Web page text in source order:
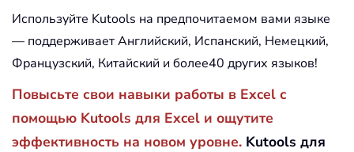
Используйте Kutools на предпочитаемом вами языке
— поддерживает Английский, Испанский, Немецкий,
Французский, Китайский и более40 других языков!
Повысьте свои навыки работы в Excel с
помощью Kutools для Excel и ощутите
эффективность на новом уровне. Kutools для